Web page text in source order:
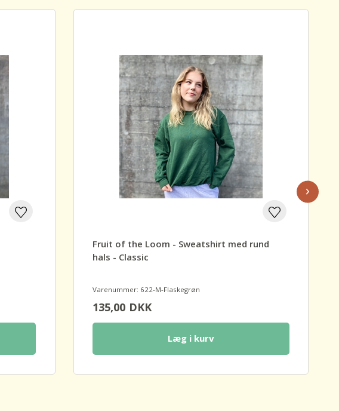
Fruit of the Loom - Sweatshirt med rund
hals - Classic
Varenummer: 622-M-Flaskegrøn
135,00DKK
Læg i kurv
›